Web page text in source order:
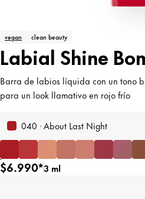
vegan clean beauty
Labial Shine
Barra de labios líquida con un tono
para un look llamativo en rojo frío
040 · About Last Night
$6.990*3 ml